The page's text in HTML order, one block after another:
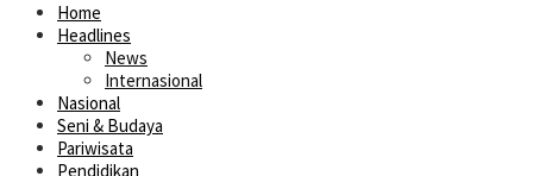
Home
Headlines
News
Internasional
Nasional
Seni & Budaya
Pariwisata
Pendidikan